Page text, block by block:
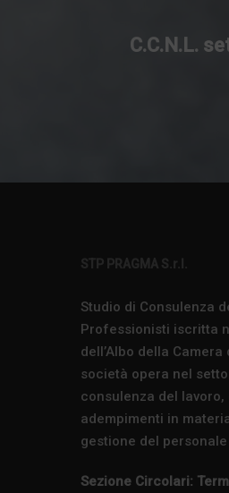
C.C.N.L.
STP PRAGMA S.r.l.
Studio di Consulenza
Professionisti iscritta
dell’Albo della
società opera nel
consulenza del
adempimenti in
gestione del
Sezione Circolari: